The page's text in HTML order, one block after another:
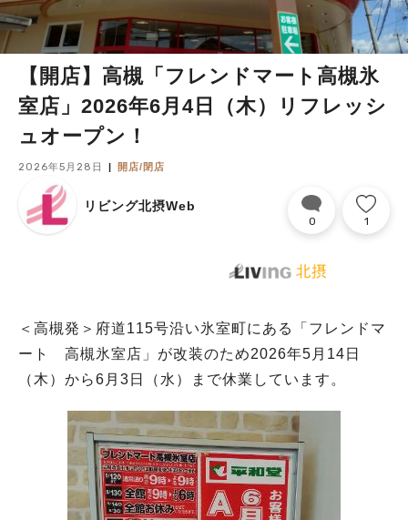
【開店】高槻「フレンドマート高槻氷
室店」2026年6月4日（木）リフレッシ
ュオープン！
2026年5月28日 開店/閉店
リビング北摂Web
0 1
＜高槻発＞府道115号沿い氷室町にある「フレンドマ
ート 高槻氷室店」が改装のため2026年5月14日
（木）から6月3日（水）まで休業しています。